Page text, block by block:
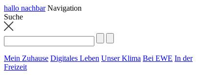
hallo nachbar Navigation
Suche
Mein Zuhause Digitales Leben Unser Klima Bei EWE In der
Freizeit